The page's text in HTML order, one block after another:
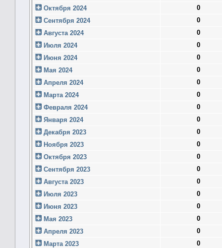
Октября 2024
0
Сентября 2024
0
Августа 2024
0
Июля 2024
0
Июня 2024
0
Мая 2024
0
Апреля 2024
0
Марта 2024
0
Февраля 2024
0
Января 2024
0
Декабря 2023
0
Ноября 2023
0
Октября 2023
0
Сентября 2023
0
Августа 2023
0
Июля 2023
0
Июня 2023
0
Мая 2023
0
Апреля 2023
0
Марта 2023
0